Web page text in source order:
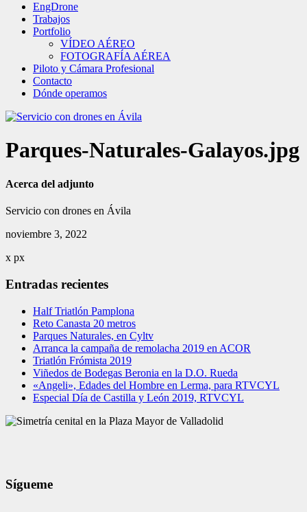
EngDrone
Trabajos
Portfolio
VÍDEO AÉREO
FOTOGRAFÍA AÉREA
Piloto y Cámara Profesional
Contacto
Dónde operamos
Parques-Naturales-Galayos.jpg
Acerca del adjunto
Servicio con drones en Ávila
noviembre 3, 2022
x px
Entradas recientes
Half Triatlón Pamplona
Reto Canasta 20 metros
Parques Naturales, en Cyltv
Arranca la campaña de remolacha 2019 en ACOR
Triatlón Frómista 2019
Viñedos de Bodegas Beronia en la D.O. Rueda
«Angeli», Edades del Hombre en Lerma, para RTVCYL
Especial Día de Castilla y León 2019, RTVCYL
Sígueme